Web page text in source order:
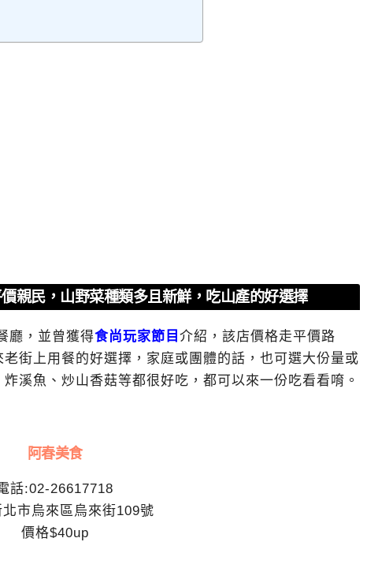
親民，山野菜種類多且新鮮，吃山產的好選擇
廳，並曾獲得食尚玩家節目 介紹，該店價格走平價路
街上用餐的好選擇，家庭或團體的話，也可選大份量或
溪魚、炒山香菇等都很好吃，都可以來一份吃看看唷。
阿春美食
話:02-26617718
市烏來區烏來街109號
價格$40up